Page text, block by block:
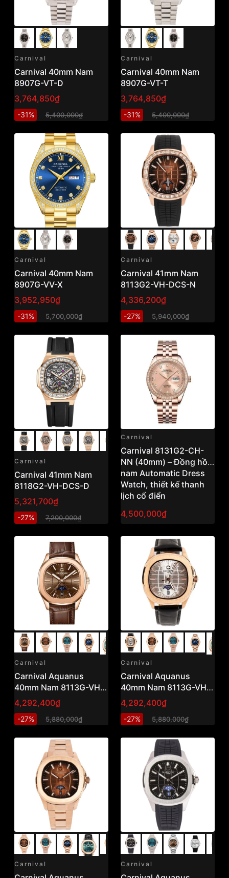
Carnival
Carnival 40mm Nam
8907G-VT-D
3,764,850₫
-31% 5,400,000₫
Carnival
Carnival 40mm Nam
8907G-VT-T
3,764,850₫
-31% 5,400,000₫
Carnival
Carnival 40mm Nam
8907G-VV-X
3,952,950₫
-31% 5,700,000₫
Carnival
Carnival 41mm Nam
8113G2-VH-DCS-N
4,336,200₫
-27% 5,940,000₫
Carnival
Carnival 41mm Nam
8118G2-VH-DCS-D
5,321,700₫
-27% 7,200,000₫
Carnival
Carnival 8131G2-CH-
NN (40mm) – Đồng hồ
nam Automatic Dress
Watch, thiết kế thanh
lịch cổ điển
4,500,000₫
Carnival
Carnival Aquanus
40mm Nam 8113G-VH-
DD-N
4,292,400₫
-27% 5,880,000₫
Carnival
Carnival Aquanus
40mm Nam 8113G-VH-
DD-T
4,292,400₫
-27% 5,880,000₫
Carnival Carnival